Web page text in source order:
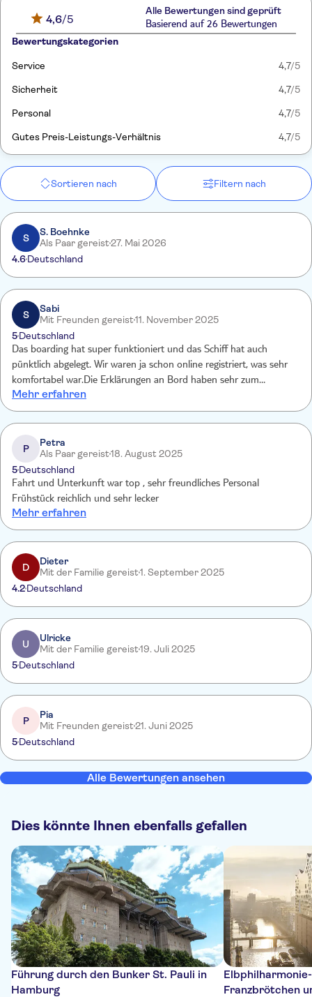
4,6/5
Alle Bewertungen sind geprüft
Basierend auf 26 Bewertungen
Bewertungskategorien
Service 4,7/5
Sicherheit 4,7/5
Personal 4,7/5
Gutes Preis-Leistungs-Verhältnis 4,7/5
Sortieren nach Filtern nach
S
S. Boehnke
Als Paar gereist27. Mai 2026
4.6Deutschland
S
Sabi
Mit Freunden gereist11. November 2025
5Deutschland
Das boarding hat super funktioniert und das Schiff hat auch
pünktlich abgelegt. Wir waren ja schon online registriert, was sehr
komfortabel war.Die Erklärungen an Bord haben sehr zum
Hintergrundwissen für uns beigetragen und waren auch nicht so
langweilig. Der Service war sehr gut. Zudem war es eine interessante
Route mit beeindruckenden Impressionen! Live ist eben doch
schöner als im TV!!! Wir können die Fahrt zu 100 %
weiterempfehlen und werden sie auf jeden Fall beiTageslicht
wiederholen.
Mehr erfahren
P
Petra
Als Paar gereist18. August 2025
5Deutschland
Fahrt und Unterkunft war top , sehr freundliches Personal
Frühstück reichlich und sehr lecker
Mehr erfahren
D
Dieter
Mit der Familie gereist1. September 2025
4.2Deutschland
U
Ulricke
Mit der Familie gereist19. Juli 2025
5Deutschland
P
Pia
Mit Freunden gereist21. Juni 2025
5Deutschland
Alle Bewertungen ansehen
Dies könnte Ihnen ebenfalls gefallen
Führung durch den Bunker St. Pauli in
Hamburg
Franzbrötchen